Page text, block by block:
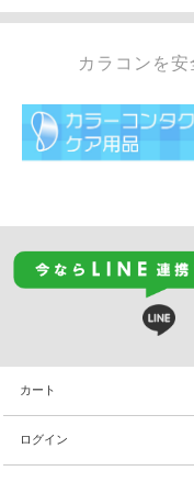
カラコンを
カート
ログイン